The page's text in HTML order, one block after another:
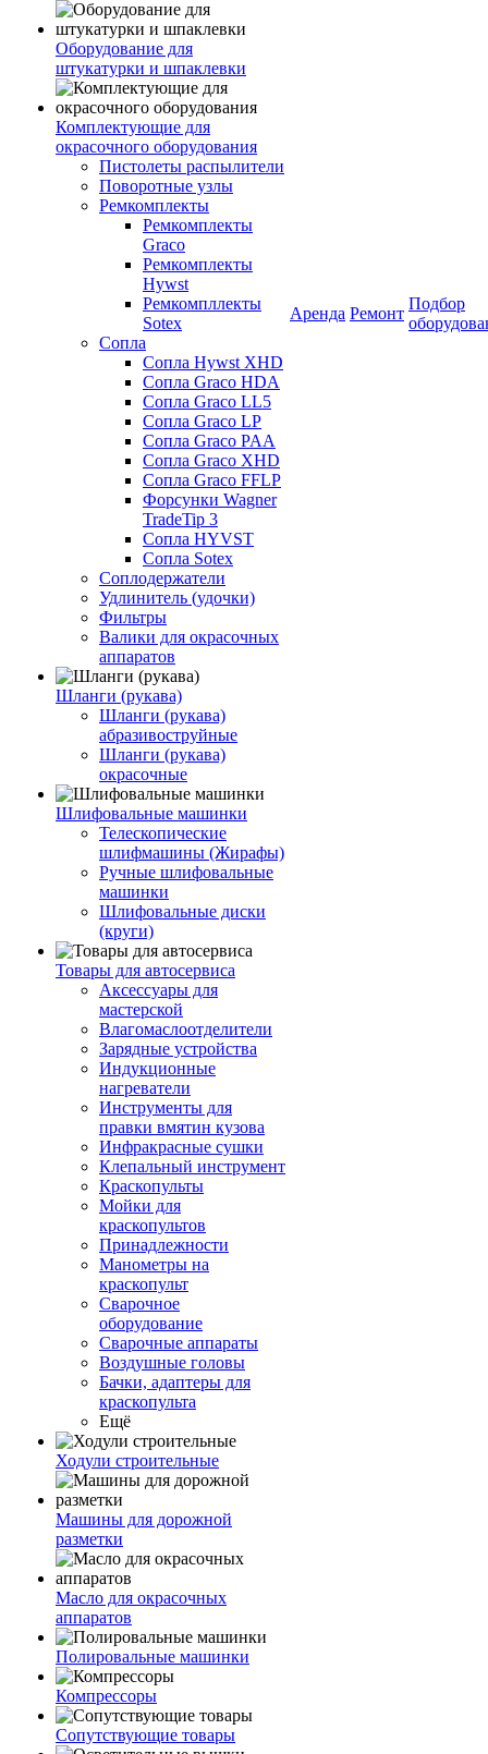
Оборудование для
штукатурки и шпаклевки
Комплектующие для
окрасочного оборудования
Пистолеты распылители
Поворотные узлы
Ремкомплекты
Ремкомплекты
Graco
Ремкомплекты
Hywst
Ремкомпллекты
Sotex
Сопла
Сопла Hywst XHD
Сопла Graco HDA
Сопла Graco LL5
Сопла Graco LP
Сопла Graco PAA
Сопла Graco XHD
Сопла Graco FFLP
Форсунки Wagner
TradeTip 3
Сопла HYVST
Сопла Sotex
Соплодержатели
Удлинитель (удочки)
Фильтры
Валики для окрасочных
аппаратов
Шланги (рукава)
Шланги (рукава)
абразивоструйные
Шланги (рукава)
окрасочные
Шлифовальные машинки
Телескопические
шлифмашины (Жирафы)
Ручные шлифовальные
машинки
Шлифовальные диски
(круги)
Товары для автосервиса
Аксессуары для
мастерской
Влагомаслоотделители
Зарядные устройства
Индукционные
нагреватели
Инструменты для
правки вмятин кузова
Инфракрасные сушки
Клепальный инструмент
Краскопульты
Мойки для
краскопультов
Принадлежности
Манометры на
краскопульт
Сварочное
оборудование
Сварочные аппараты
Воздушные головы
Бачки, адаптеры для
краскопульта
Ещё
Ходули строительные
Машины для дорожной
разметки
Масло для окрасочных
аппаратов
Полировальные машинки
Компрессоры
Сопутствующие товары
Аренда Ремонт
Подбор